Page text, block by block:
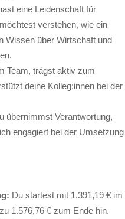
eine Leidenschaft für
verstehen, wie ein
Wissen über Wirtschaft und
Team, trägst aktiv zum
deine Kolleg:innen bei der
übernimmst Verantwortung,
engagiert bei der Umsetzung
Du startest mit 1.391,19 € im
1.576,76 € zum Ende hin.